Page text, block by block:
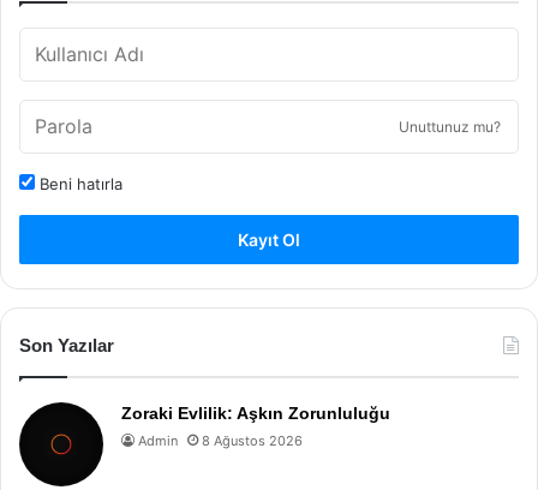
Unuttunuz mu?
Beni hatırla
Kayıt Ol
Son Yazılar
Zoraki Evlilik: Aşkın Zorunluluğu
Admin 8 Ağustos 2026